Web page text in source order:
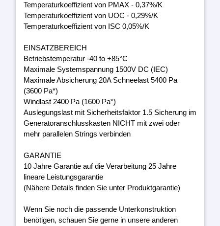
Temperaturkoeffizient von PMAX - 0,37%/K
Temperaturkoeffizient von UOC - 0,29%/K
Temperaturkoeffizient von ISC 0,05%/K
EINSATZBEREICH
Betriebstemperatur -40 to +85°C
Maximale Systemspannung 1500V DC (IEC)
Maximale Absicherung 20A Schneelast 5400 Pa
(3600 Pa*)
Windlast 2400 Pa (1600 Pa*)
Auslegungslast mit Sicherheitsfaktor 1.5 Sicherung im
Generatoranschlusskasten NICHT mit zwei oder
mehr parallelen Strings verbinden
GARANTIE
10 Jahre Garantie auf die Verarbeitung 25 Jahre
lineare Leistungsgarantie
(Nähere Details finden Sie unter Produktgarantie)
Wenn Sie noch die passende Unterkonstruktion
benötigen, schauen Sie gerne in unsere anderen